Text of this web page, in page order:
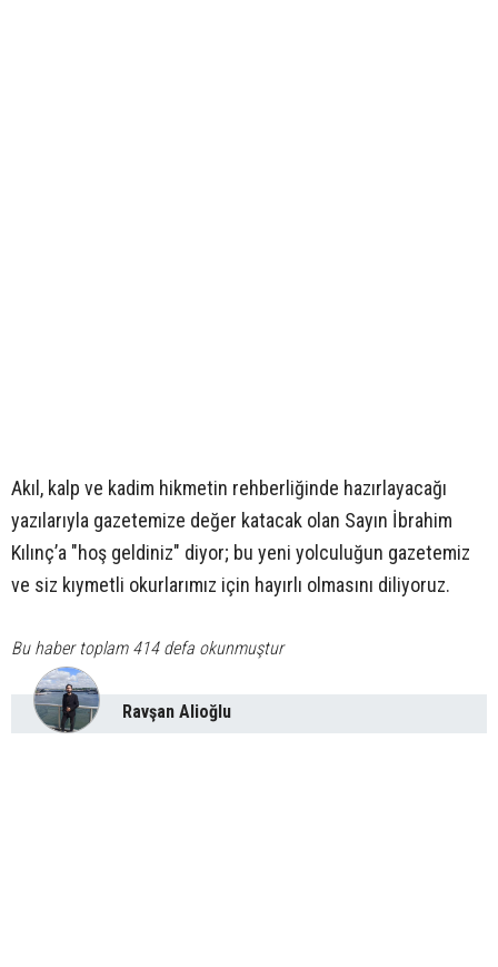
Akıl, kalp ve kadim hikmetin rehberliğinde hazırlayacağı
yazılarıyla gazetemize değer katacak olan Sayın İbrahim
Kılınç’a "hoş geldiniz" diyor; bu yeni yolculuğun gazetemiz
ve siz kıymetli okurlarımız için hayırlı olmasını diliyoruz.
Bu haber toplam 414 defa okunmuştur
Ravşan Alioğlu